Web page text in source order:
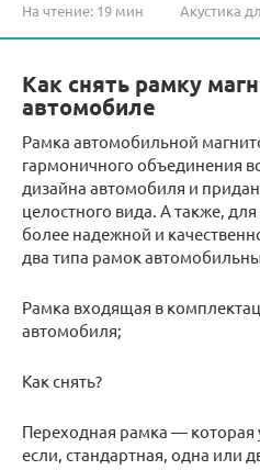
На чтение: 19 мин Акустика
Как снять рамку
автомобиле
Рамка автомобильной
гармоничного объединения
дизайна автомобиля и
целостного вида. А также,
более надежной и
два типа рамок
Рамка входящая в
автомобиля;
Как снять?
Переходная рамка — которая
если, стандартная, одна или